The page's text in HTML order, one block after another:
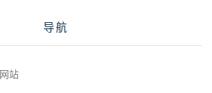
导航
站